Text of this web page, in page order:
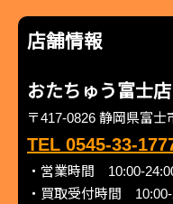
店舗情報
おたちゅう富士店
〒417-0826 静岡県富士
TEL 0545-33-
・営業時間 10:00-
・買取受付時間